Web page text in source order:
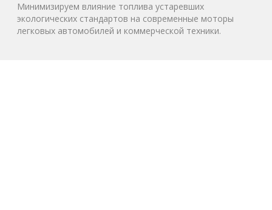
Минимизируем влияние топлива устаревших
экологических стандартов на современные моторы
легковых автомобилей и коммерческой техники.